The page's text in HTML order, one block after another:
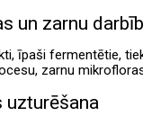
un zarnu
īpaši fermentētie,
zarnu